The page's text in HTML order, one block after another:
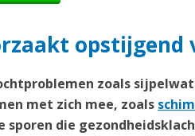
opstijgend
zoals
met zich mee, zoals
die